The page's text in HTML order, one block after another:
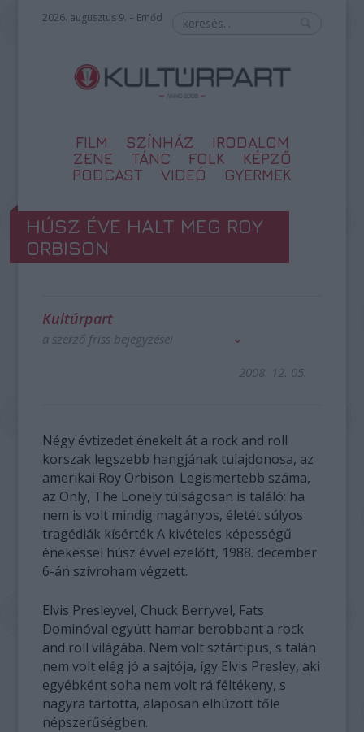
2026. augusztus 9. – Emőd
FILM SZÍNHÁZ
IRODALOM
ZENE
TÁNC FOLK
KÉPZŐ
PODCAST
VIDEÓ GYERMEK
HÚSZ ÉVE HALT MEG ROY
ORBISON
Kultúrpart
a szerző friss bejegyzései
2008. 12. 05.
Négy évtizedet énekelt át a rock and roll
korszak legszebb hangjának tulajdonosa, az
amerikai Roy Orbison. Legismertebb száma,
az Only, The Lonely túlságosan is találó: ha
nem is volt mindig magányos, életét súlyos
tragédiák kísérték A kivételes képességű
énekessel húsz évvel ezelőtt, 1988. december
6-án szívroham végzett.
Elvis Presleyvel, Chuck Berryvel, Fats
Dominóval együtt hamar berobbant a rock
and roll világába. Nem volt sztártípus, s talán
nem volt elég jó a sajtója, így Elvis Presley, aki
egyébként soha nem volt rá féltékeny, s
nagyra tartotta, alaposan elhúzott tőle
népszerűségben.